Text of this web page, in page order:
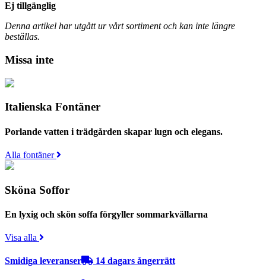
Ej tillgänglig
Denna artikel har utgått ur vårt sortiment och kan inte längre
beställas.
Missa inte
Italienska Fontäner
Porlande vatten i trädgården skapar lugn och elegans.
Alla fontäner
Sköna Soffor
En lyxig och skön soffa förgyller sommarkvällarna
Visa alla
Smidiga leveranser 14 dagars ångerrätt